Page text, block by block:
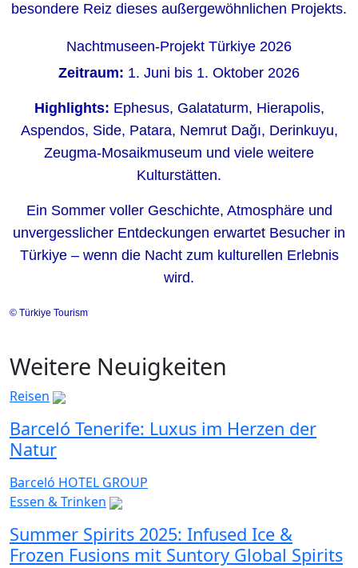
besondere Reiz dieses außergewöhnlichen Projekts.
Nachtmuseen-Projekt Türkiye 2026
Zeitraum: 1. Juni bis 1. Oktober 2026
Highlights: Ephesus, Galataturm, Hierapolis,
Aspendos, Side, Patara, Nemrut Dağı, Derinkuyu,
Zeugma-Mosaikmuseum und viele weitere
Kulturstätten.
Ein Sommer voller Geschichte, Atmosphäre und
unvergesslicher Entdeckungen erwartet Besucher in
Türkiye – wenn die Nacht zum kulturellen Erlebnis
wird.
© Türkiye Tourism
Weitere Neuigkeiten
Reisen
Barceló Tenerife: Luxus im Herzen der
Natur
Barceló HOTEL GROUP
Essen & Trinken
Summer Spirits 2025: Infused Ice &
Frozen Fusions mit Suntory Global Spirits